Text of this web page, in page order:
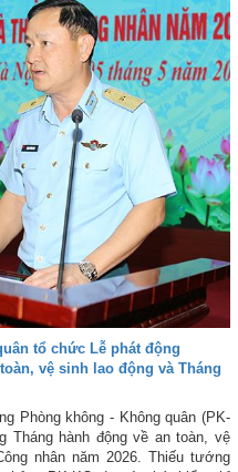
tổ chức Lễ phát động
vệ sinh lao động và Tháng
Phòng không - Không quân (PK-
Tháng hành động về an toàn, vệ
nhân năm 2026. Thiếu tướng